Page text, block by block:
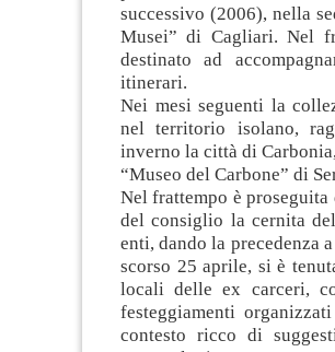
successivo (2006), nella
Musei” di Cagliari. Nel
destinato ad
itinerari.
Nei mesi seguenti la
nel territorio isolano,
inverno la città di
“Museo del Carbone” di
Nel frattempo è
del consiglio la cernita
enti, dando la precedenza
scorso 25 aprile, si è
locali delle ex carceri,
festeggiamenti
contesto ricco di